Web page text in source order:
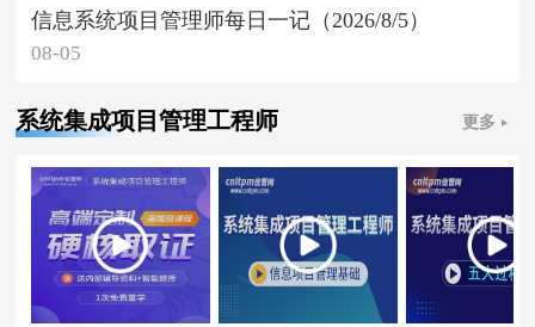
信息系统项目管理师每日一记（2026/8/5）
08-05
系统集成项目管理工程师 更多